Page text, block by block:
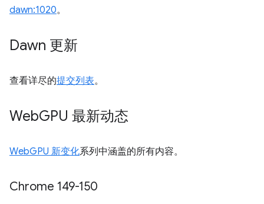
dawn:1020。
Dawn 更新
查看详尽的提交列表。
WebGPU 最新动态
WebGPU 新变化系列中涵盖的所有内容。
Chrome 149-150